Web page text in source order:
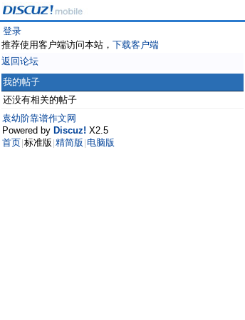
登录
推荐使用客户端访问本站， 下载客户端
返回论坛
我的帖子
还没有相关的帖子
袁幼阶靠谱作文网
Powered by Discuz! X2.5
首页 标准版 精简版 电脑版